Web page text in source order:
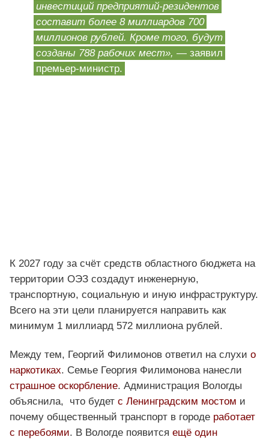
инвестиций предприятий-резидентов
составит более 8 миллиардов 700
миллионов рублей. Кроме того, будут
созданы 788 рабочих мест», — заявил
премьер-министр.
К 2027 году за счёт средств областного бюджета на
территории ОЭЗ создадут инженерную,
транспортную, социальную и иную инфраструктуру.
Всего на эти цели планируется направить как
минимум 1 миллиард 572 миллиона рублей.
Между тем, Георгий Филимонов ответил на слухи о
наркотиках. Семье Георгия Филимонова нанесли
страшное оскорбление. Администрация Вологды
объяснила, что будет с Ленинградским мостом и
почему общественный транспорт в городе работает
с перебоями. В Вологде появится ещё один